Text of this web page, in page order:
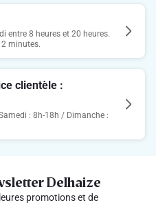
entre 8 heures et 20 heures.
minutes.
clientèle :
: 8h-18h / Dimanche :
Delhaize
promotions et de